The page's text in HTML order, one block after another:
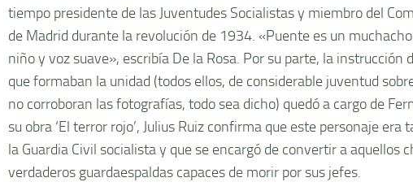
tiempo presidente de las Juventudes Socialistas y miembro del
de Madrid durante la revolución de 1934. «Puente es un
niño y voz suave», escribía De la Rosa. Por su parte, la instrucción
que formaban la unidad (todos ellos, de considerable juventud
no corroboran las fotografías, todo sea dicho) quedó a cargo de
su obra ‘El terror rojo’, Julius Ruiz confirma que este personaje era
la Guardia Civil socialista y que se encargó de convertir a aquellos
verdaderos guardaespaldas capaces de morir por sus jefes.